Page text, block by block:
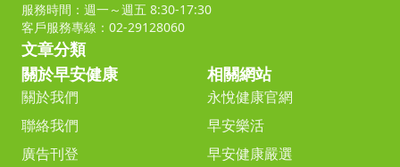
服務時間：週一～週五 8:30-17:30
客戶服務專線：02-29128060
文章分類
關於早安健康
關於我們
聯絡我們
廣告刊登
相關網站
永悅健康官網
早安樂活
早安健康嚴選